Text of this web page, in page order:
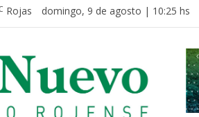
Rojas domingo, 9 de agosto | 10:25 hs